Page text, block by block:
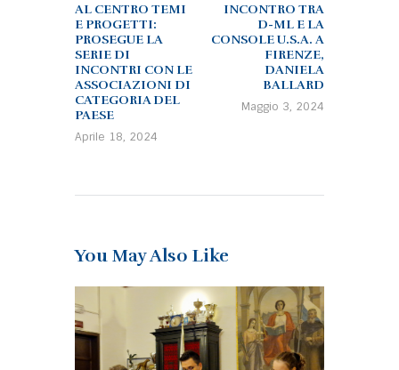
AL CENTRO TEMI
E PROGETTI:
PROSEGUE LA
SERIE DI
INCONTRI CON LE
ASSOCIAZIONI DI
CATEGORIA DEL
PAESE
Aprile 18, 2024
INCONTRO TRA
D-ML E LA
CONSOLE U.S.A. A
FIRENZE,
DANIELA
BALLARD
Maggio 3, 2024
You May Also Like